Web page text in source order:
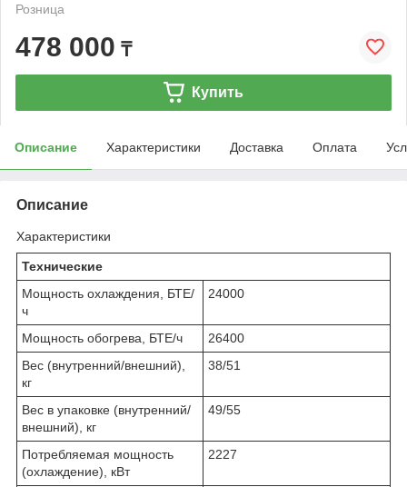
Розница
478 000 ₸
Купить
Описание Характеристики Доставка Оплата
Описание
Характеристики
Технические
Мощность охлаждения, БТЕ/
ч
24000
Мощность обогрева, БТЕ/ч
26400
Вес (внутренний/внешний),
кг
38/51
Вес в упаковке (внутренний/
внешний), кг
49/55
Потребляемая мощность
(охлаждение), кВт
2227